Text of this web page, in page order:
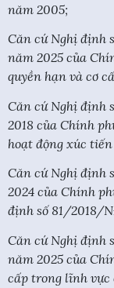
năm 2005;
Căn cứ Nghị định
năm 2025 của
quyền hạn và cơ
Căn cứ Nghị định
2018 của Chính
hoạt động xúc
Căn cứ Nghị định
2024 của Chính
định số 81/2018/
Căn cứ Nghị định
năm 2025 của
cấp trong lĩnh vực